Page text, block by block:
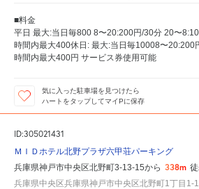
■料金
平日 最大:当日毎800 8〜20:200円/30分 20〜
時間内最大400休日: 最大:当日毎10008〜20:200
時間内最大400円 サービス券使用可能
気に入った駐車場を見つけたら
ハートをタップしてマイPに保存
ID:305021431
ＭＩＤホテル北野プラザ六甲荘パーキング
兵庫県神戸市中央区北野町3-13-15から 338m
兵庫県中央区兵庫県神戸市中央区北野町1丁目1-